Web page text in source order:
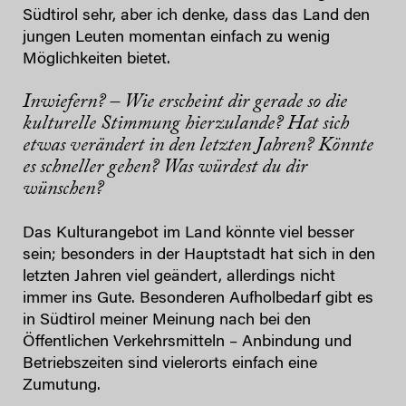
Südtirol sehr, aber ich denke, dass das Land den
jungen Leuten momentan einfach zu wenig
Möglichkeiten bietet.
Inwiefern? – Wie erscheint dir gerade so die
kulturelle Stimmung hierzulande? Hat sich
etwas verändert in den letzten Jahren? Könnte
es schneller gehen? Was würdest du dir
wünschen?
Das Kulturangebot im Land könnte viel besser
sein; besonders in der Hauptstadt hat sich in den
letzten Jahren viel geändert, allerdings nicht
immer ins Gute. Besonderen Aufholbedarf gibt es
in Südtirol meiner Meinung nach bei den
Öffentlichen Verkehrsmitteln – Anbindung und
Betriebszeiten sind vielerorts einfach eine
Zumutung.